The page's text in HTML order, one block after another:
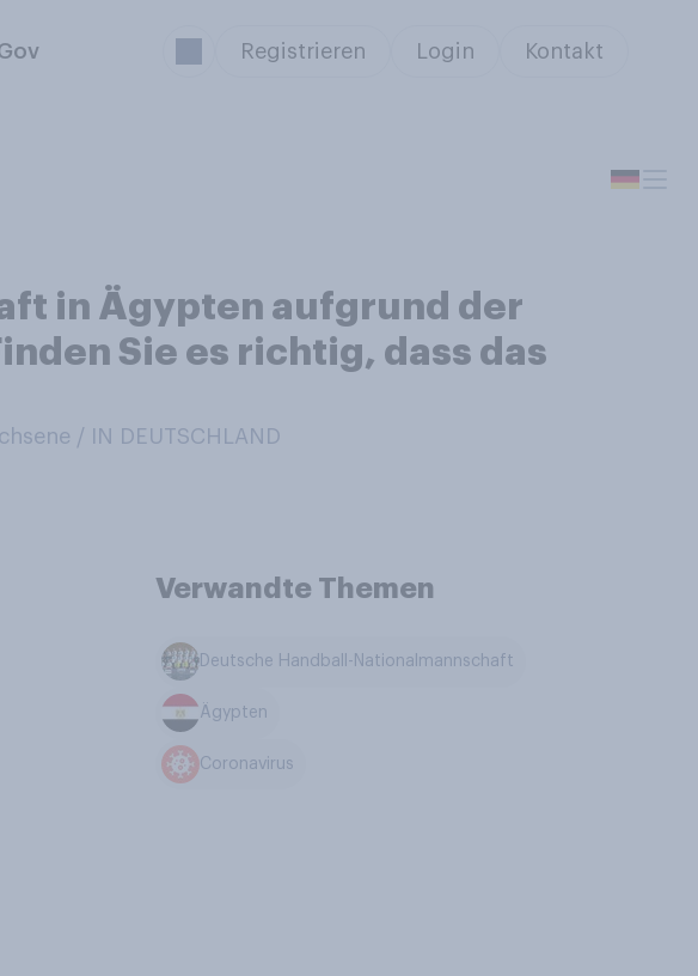
Registrieren Login Kontakt
in Ägypten aufgrund der
Sie es richtig, dass das
/ IN DEUTSCHLAND
Verwandte Themen
Deutsche Handball-Nationalmannschaft
Ägypten
Coronavirus